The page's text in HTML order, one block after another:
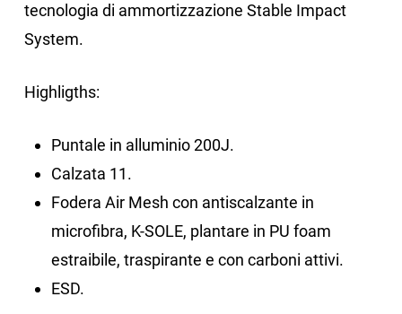
tecnologia di ammortizzazione Stable Impact
System.
Highligths:
Puntale in alluminio 200J.
Calzata 11.
Fodera Air Mesh con antiscalzante in
microfibra, K-SOLE, plantare in PU foam
estraibile, traspirante e con carboni attivi.
ESD.